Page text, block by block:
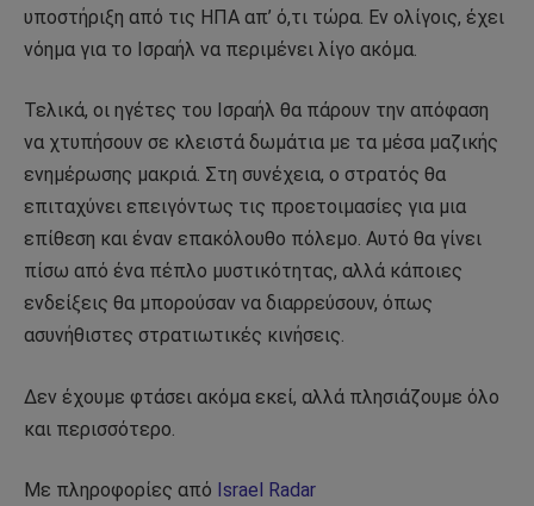
υποστήριξη από τις ΗΠΑ απ’ ό,τι τώρα. Εν ολίγοις, έχει
νόημα για το Ισραήλ να περιμένει λίγο ακόμα.
Τελικά, οι ηγέτες του Ισραήλ θα πάρουν την απόφαση
να χτυπήσουν σε κλειστά δωμάτια με τα μέσα μαζικής
ενημέρωσης μακριά. Στη συνέχεια, ο στρατός θα
επιταχύνει επειγόντως τις προετοιμασίες για μια
επίθεση και έναν επακόλουθο πόλεμο. Αυτό θα γίνει
πίσω από ένα πέπλο μυστικότητας, αλλά κάποιες
ενδείξεις θα μπορούσαν να διαρρεύσουν, όπως
ασυνήθιστες στρατιωτικές κινήσεις.
Δεν έχουμε φτάσει ακόμα εκεί, αλλά πλησιάζουμε όλο
και περισσότερο.
Με πληροφορίες από Israel Radar